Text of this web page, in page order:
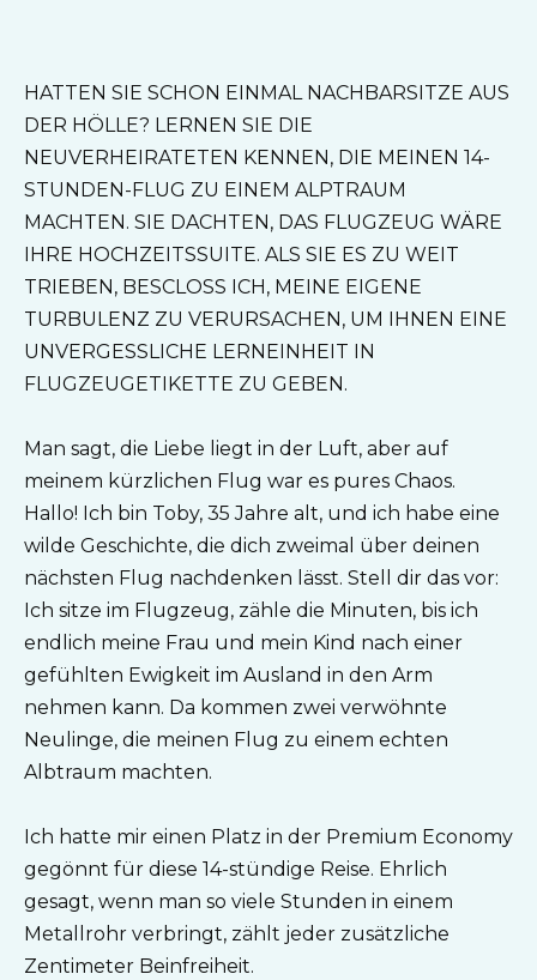
HATTEN SIE SCHON EINMAL NACHBARSITZE AUS
DER HÖLLE? LERNEN SIE DIE
NEUVERHEIRATETEN KENNEN, DIE MEINEN 14-
STUNDEN-FLUG ZU EINEM ALPTRAUM
MACHTEN. SIE DACHTEN, DAS FLUGZEUG WÄRE
IHRE HOCHZEITSSUITE. ALS SIE ES ZU WEIT
TRIEBEN, BESCLOSS ICH, MEINE EIGENE
TURBULENZ ZU VERURSACHEN, UM IHNEN EINE
UNVERGESSLICHE LERNEINHEIT IN
FLUGZEUGETIKETTE ZU GEBEN.
Man sagt, die Liebe liegt in der Luft, aber auf
meinem kürzlichen Flug war es pures Chaos.
Hallo! Ich bin Toby, 35 Jahre alt, und ich habe eine
wilde Geschichte, die dich zweimal über deinen
nächsten Flug nachdenken lässt. Stell dir das vor:
Ich sitze im Flugzeug, zähle die Minuten, bis ich
endlich meine Frau und mein Kind nach einer
gefühlten Ewigkeit im Ausland in den Arm
nehmen kann. Da kommen zwei verwöhnte
Neulinge, die meinen Flug zu einem echten
Albtraum machten.
Ich hatte mir einen Platz in der Premium Economy
gegönnt für diese 14-stündige Reise. Ehrlich
gesagt, wenn man so viele Stunden in einem
Metallrohr verbringt, zählt jeder zusätzliche
Zentimeter Beinfreiheit.